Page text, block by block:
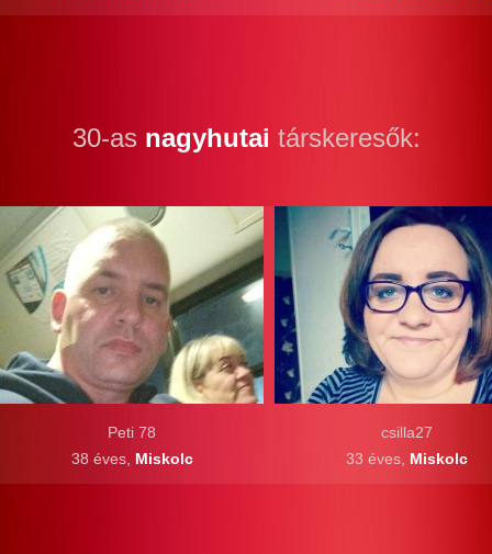
30-as nagyhutai társkeresők:
csilla27
33 éves, Miskolc
Peti 78
38 éves, Miskolc